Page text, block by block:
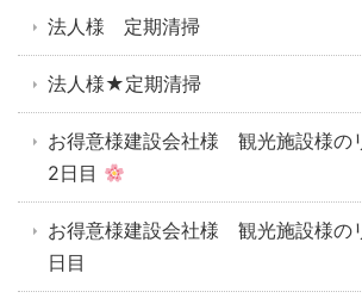
法人様 定期清掃
法人様★定期清掃
お得意様建設会社様 観光施設様の
2日目
お得意様建設会社様 観光施設様
日目